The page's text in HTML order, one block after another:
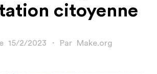
citoyenne
15/2/2023 ・ Par Make.org